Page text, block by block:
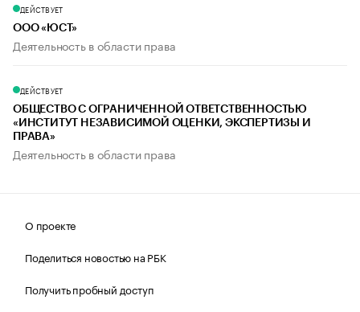
ДЕЙСТВУЕТ
ООО «ЮСТ»
Деятельность в области права
ДЕЙСТВУЕТ
ОБЩЕСТВО С ОГРАНИЧЕННОЙ ОТВЕТСТВЕННОСТЬЮ
«ИНСТИТУТ НЕЗАВИСИМОЙ ОЦЕНКИ, ЭКСПЕРТИЗЫ И
ПРАВА»
Деятельность в области права
О проекте
Поделиться новостью на РБК
Получить пробный доступ